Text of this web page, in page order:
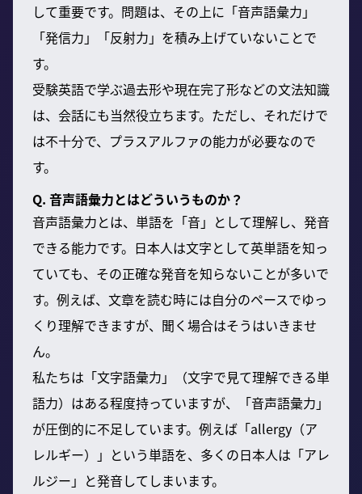
して重要です。問題は、その上に「音声語彙力」
「発信力」「反射力」を積み上げていないことで
す。
受験英語で学ぶ過去形や現在完了形などの文法知識
は、会話にも当然役立ちます。ただし、それだけで
は不十分で、プラスアルファの能力が必要なので
す。
Q. 音声語彙力とはどういうものか？
音声語彙力とは、単語を「音」として理解し、発音
できる能力です。日本人は文字として英単語を知っ
ていても、その正確な発音を知らないことが多いで
す。例えば、文章を読む時には自分のペースでゆっ
くり理解できますが、聞く場合はそうはいきませ
ん。
私たちは「文字語彙力」（文字で見て理解できる単
語力）はある程度持っていますが、「音声語彙力」
が圧倒的に不足しています。例えば「allergy（ア
レルギー）」という単語を、多くの日本人は「アレ
ルジー」と発音してしまいます。